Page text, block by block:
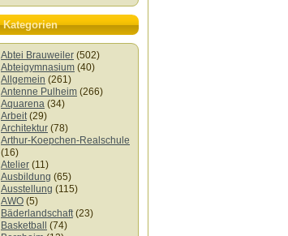
Kategorien
Abtei Brauweiler (502)
Abteigymnasium (40)
Allgemein (261)
Antenne Pulheim (266)
Aquarena (34)
Arbeit(29)
Architektur (78)
Arthur-Koepchen-Realschule
(16)
Atelier (11)
Ausbildung (65)
Ausstellung (115)
AWO (5)
Bäderlandschaft(23)
Basketball
(74)